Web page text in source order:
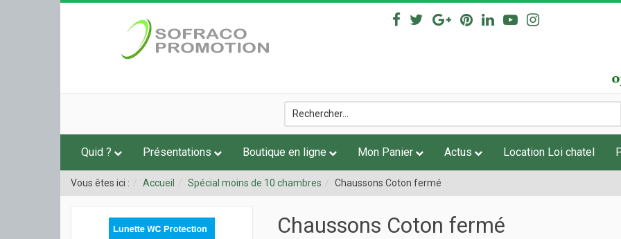
Quid ? Présentations Boutique en ligne Mon Panier Actus Location Loi chatel
Vous êtes ici : Accueil Spécial moins de 10 chambres Chaussons Coton fermé
Chaussons Coton fermé